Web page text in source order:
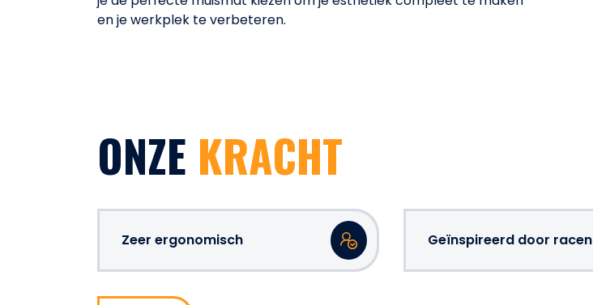
en je werkplek te verbeteren.
ONZE KRACHT
Zeer ergonomisch Geïnspireerd door racen